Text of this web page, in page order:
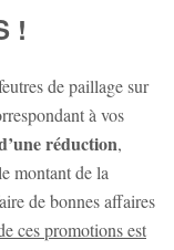
!
de paillage sur
à vos
réduction,
montant de la
de bonnes affaires
ces promotions est